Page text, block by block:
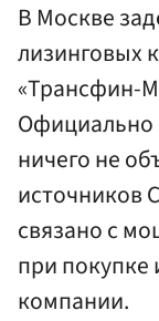
В Москве
лизинговых
«Трансфин-
Официально
ничего не
источников
связано с
при покупке
компании.